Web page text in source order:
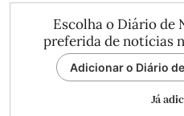
Escolha o Diário de
preferida de notícias
Adicionar o Diário
Já